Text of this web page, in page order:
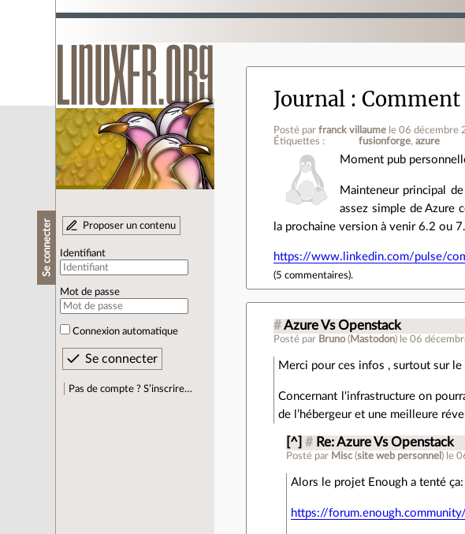
Se connecter Proposer un contenu
Identifiant
Mot de passe
Connexion automatique
Pas de compte ? S’inscrire…
Journal
Posté parfranck villaume le 06 décembre
Étiquettes :
fusionforge azure
Moment pub
Mainteneur principal de
assez simple de Azure
la prochaine version à venir 6.2 ou
https://www.linkedin.com/pulse/
(5 commentaires).
# Azure Vs Openstack
Posté par Bruno( Mastodon) le 06
Merci pour ces infos , surtout sur
Concernant l'infrastructure on
de l’hébergeur et une meilleure
[^] # Re: Azure Vs Openstack
Posté par Misc(site web personnel ) le
Alors le projet Enough a tenté ça:
https://